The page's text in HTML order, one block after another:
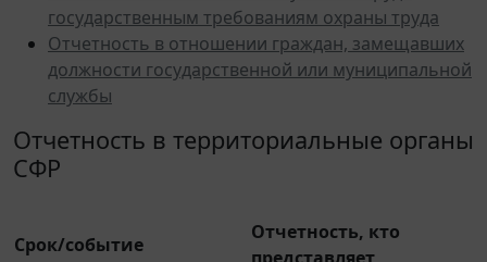
государственным требованиям охраны труда
Отчетность в отношении граждан, замещавших
должности государственной или муниципальной
службы
Отчетность в территориальные органы
СФР
Срок/событие
Отчетность, кто
представляет